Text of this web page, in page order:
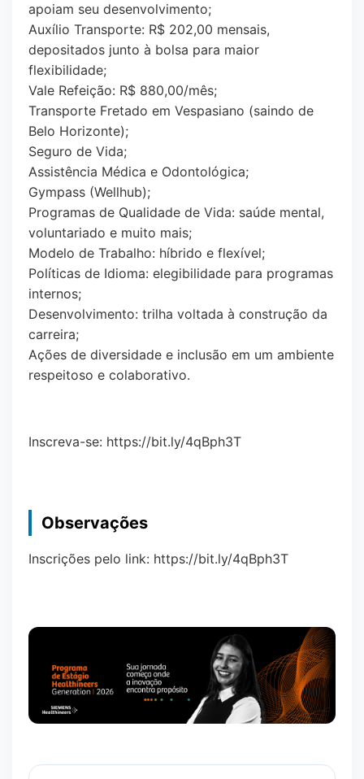
apoiam seu desenvolvimento;
Auxílio Transporte: R$ 202,00 mensais,
depositados junto à bolsa para maior
flexibilidade;
Vale Refeição: R$ 880,00/mês;
Transporte Fretado em Vespasiano (saindo de
Belo Horizonte);
Seguro de Vida;
Assistência Médica e Odontológica;
Gympass (Wellhub);
Programas de Qualidade de Vida: saúde mental,
voluntariado e muito mais;
Modelo de Trabalho: híbrido e flexível;
Políticas de Idioma: elegibilidade para programas
internos;
Desenvolvimento: trilha voltada à construção da
carreira;
Ações de diversidade e inclusão em um ambiente
respeitoso e colaborativo.
Inscreva-se: https://bit.ly/4qBph3T
Observações
Inscrições pelo link: https://bit.ly/4qBph3T